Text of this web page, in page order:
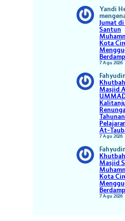
Yandi
Jumat
Santun
Kota
7 Agu 2026
Masjid
At-
7 Agu 2026
Masjid
Kota
7 Agu 2026